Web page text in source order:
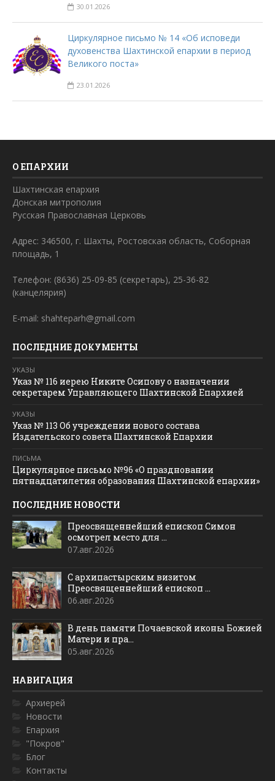
30.01.2026
Циркулярное письмо № 14 «Об исповеди
духовенства Шахтинской епархии в период
Великого поста»
23.01.2026
О ЕПАРХИИ
Шахтинская епархия
Донская митрополия
Русская Православная Церковь
Адрес: 346500, г. Шахты, Ростовская область, Соборная
площадь, 1
Телефон: (8636) 25-09-85 (секретарь), 25-36-82
(канцелярия)
E-mail: shahteparh@gmail.com
ПОСЛЕДНИЕ ДОКУМЕНТЫ
УКАЗЫ
Указ № 116 иерею Никите Осипову о назначении
секретарем Управляющего Шахтинской Епархией
УКАЗЫ
Указ № 113 Об учреждении нового состава
Издательского совета Шахтинской Епархии
ПИСЬМА
Циркулярное письмо №96 «О праздновании
пятнадцатилетия образования Шахтинской епархии»
ПОСЛЕДНИЕ НОВОСТИ
Преосвященнейший епископ Симон
осмотрел место для ...
07.авг.2026
С архипастырским визитом
Преосвященнейший епископ ...
06.авг.2026
В день памяти Почаевской иконы Божией
Матери и пра...
05.авг.2026
НАВИГАЦИЯ
Архиерей
Новости
Епархия
"Покров"
Блог
Контакты